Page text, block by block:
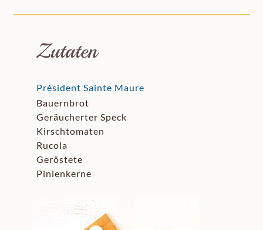
Zutaten
Président Sainte Maure
Bauernbrot
Geräucherter Speck
Kirschtomaten
Rucola
Geröstete
Pinienkerne